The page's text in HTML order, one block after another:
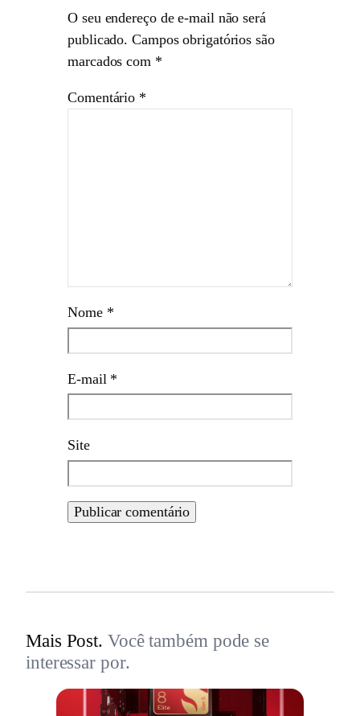
O seu endereço de e-mail não será
publicado. Campos obrigatórios são
marcados com *
Comentário *
Nome *
E-mail *
Site
Mais Post. Você também pode se
interessar por.